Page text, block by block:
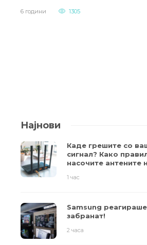
6 години 1305
Најнови
Каде грешите со
сигнал? Како
насочите антените
1 час
Samsung
забранат!
2 часа